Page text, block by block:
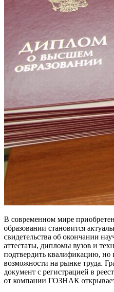
В современном мире
образовании становится
свидетельства об окончании
аттестаты, дипломы вузов и
подтвердить квалификацию,
возможности на рынке труда.
документ с регистрацией в
от компании ГОЗНАК